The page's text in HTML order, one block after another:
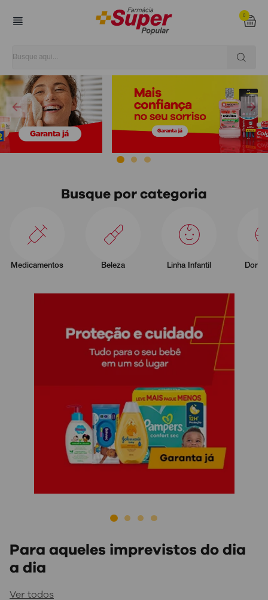
0
Super Popular
Busque por categoria
Medicamentos Beleza Linha Infantil Dor e
Para aqueles imprevistos do dia
a dia
Ver todos